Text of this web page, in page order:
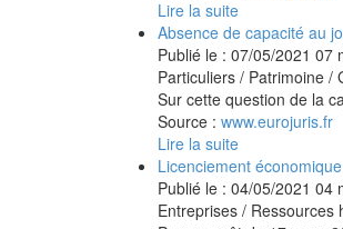
Lire la suite
Absence de capacité au
Publié le : 07/05/2021 07
Particuliers / Patrimoine /
Sur cette question de la
Source : www.eurojuris.fr
Lire la suite
Licenciement
Publié le : 04/05/2021 04
Entreprises / Ressources